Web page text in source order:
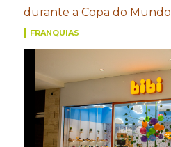
durante a Copa do Mundo
FRANQUIAS